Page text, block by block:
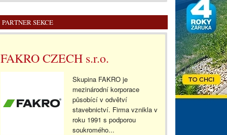
PARTNER SEKCE
FAKRO CZECH s.r.o.
Skupina FAKRO je
mezinárodní korporace
působící v odvětví
stavebnictví. Firma vznikla v
roku 1991 s podporou
soukromého...